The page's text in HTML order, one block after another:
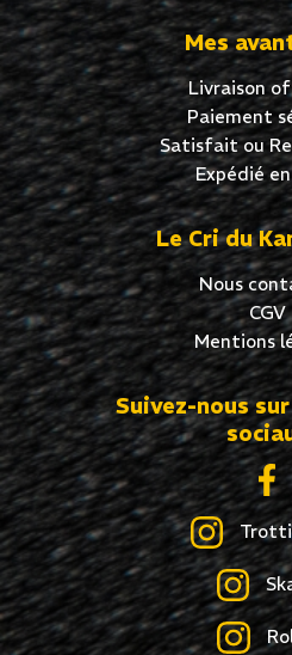
Mes
Livraison
Paiement
Satisfait ou
Expédié
Le Cri du
Nous
CGV
Mentions
Suivez-nous